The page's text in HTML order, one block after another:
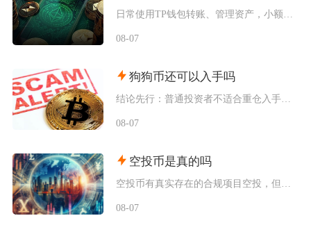
08-07
狗狗币还可以入手吗
08-07
空投币是真的吗
08-07